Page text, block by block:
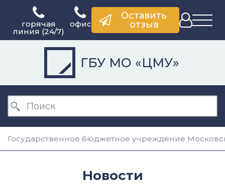
горячая
линия (24/7)
офис
Оставить
отзыв
ГБУ МО «ЦМУ»
Государственное бюджетное учреждение
Новости